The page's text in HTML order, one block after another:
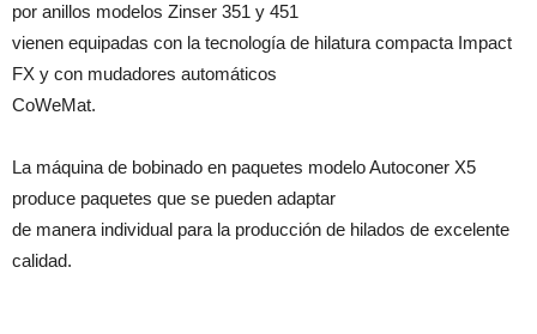
por anillos modelos Zinser 351 y 451
vienen equipadas con la tecnología de hilatura compacta Impact
FX y con mudadores automáticos
CoWeMat.
La máquina de bobinado en paquetes modelo Autoconer X5
produce paquetes que se pueden adaptar
de manera individual para la producción de hilados de excelente
calidad.